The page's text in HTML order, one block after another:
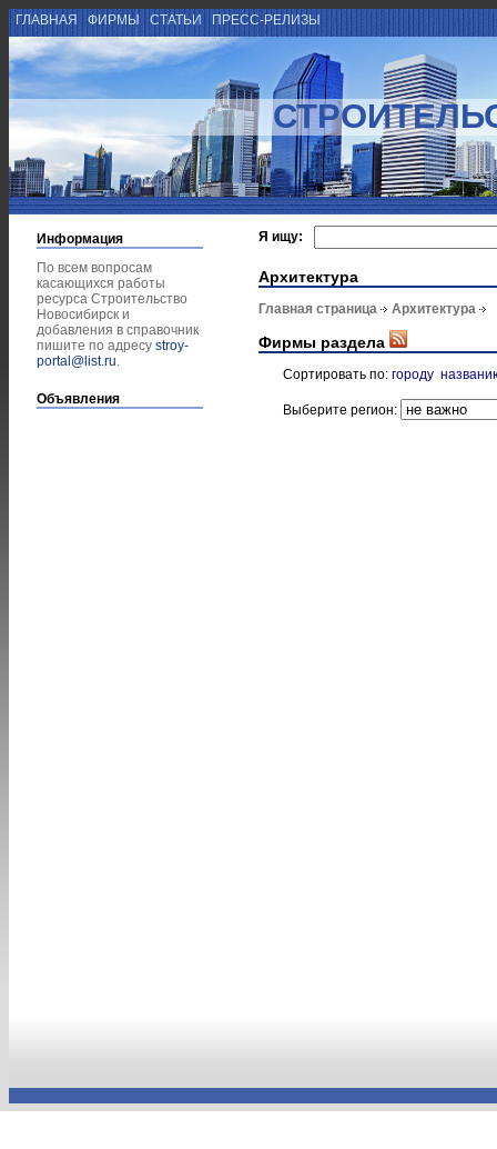
ГЛАВНАЯ ФИРМЫ СТАТЬИ ПРЕСС-РЕЛИЗЫ
Информация
По всем вопросам
касающихся работы
ресурса Строительство
Новосибирск и
добавления в справочник
пишите по адресу stroy-
portal@list.ru.
Объявления
Я ищу:
Архитектура
Главная страница Архитектура
Фирмы раздела
Сортировать по: городу
Выберите регион: